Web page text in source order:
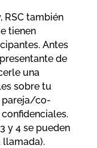
RSC también
tienen
Antes
de
una
sobre tu
pareja/co-
y 4 se pueden
llamada).